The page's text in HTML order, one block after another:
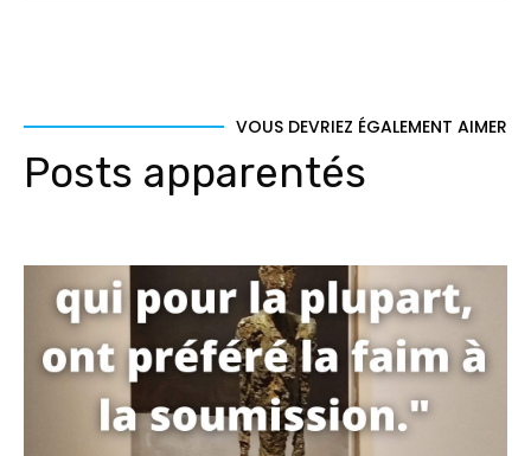
VOUS DEVRIEZ ÉGALEMENT AIMER
Posts apparentés